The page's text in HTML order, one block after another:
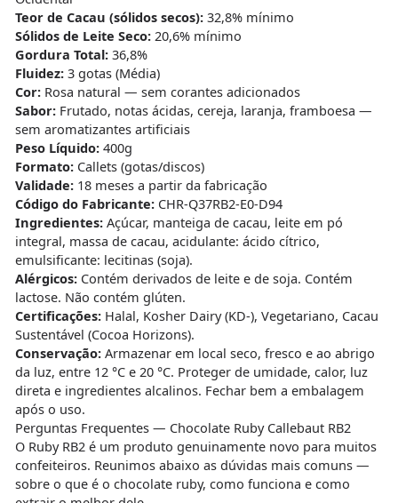
Teor de Cacau (sólidos secos):32,8% mínimo
Sólidos de Leite Seco:20,6% mínimo
Gordura Total:36,8%
Fluidez:3 gotas (Média)
Cor:Rosa natural — sem corantes adicionados
Sabor:Frutado, notas ácidas, cereja, laranja, framboesa —
sem aromatizantes artificiais
Peso Líquido:400g
Formato:Callets (gotas/discos)
Validade:18 meses a partir da fabricação
Código do Fabricante:CHR-Q37RB2-E0-D94
Ingredientes:Açúcar, manteiga de cacau, leite em pó
integral, massa de cacau, acidulante: ácido cítrico,
emulsificante: lecitinas (soja).
Alérgicos:Contém derivados de leite e de soja. Contém
lactose. Não contém glúten.
Certificações:Halal, Kosher Dairy (KD-), Vegetariano, Cacau
Sustentável (Cocoa Horizons).
Conservação:Armazenar em local seco, fresco e ao abrigo
da luz, entre 12 °C e 20 °C. Proteger de umidade, calor, luz
direta e ingredientes alcalinos. Fechar bem a embalagem
após o uso.
Perguntas Frequentes — Chocolate Ruby Callebaut RB2
O Ruby RB2 é um produto genuinamente novo para muitos
confeiteiros. Reunimos abaixo as dúvidas mais comuns —
sobre o que é o chocolate ruby, como funciona e como